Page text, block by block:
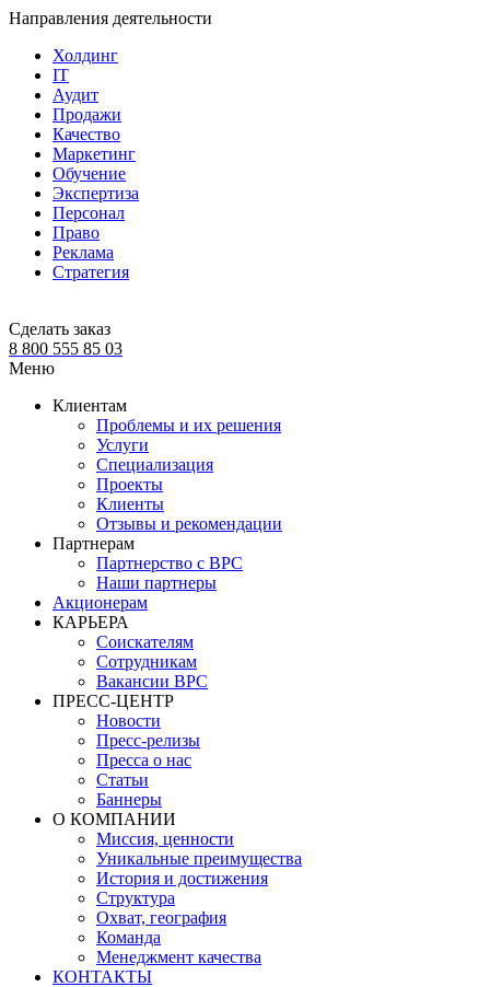
Направления деятельности
Холдинг
IT
Аудит
Продажи
Качество
Маркетинг
Обучение
Экспертиза
Персонал
Право
Реклама
Стратегия
Сделать заказ
8 800 555 85 03
Меню
Клиентам
Проблемы и их решения
Услуги
Специализация
Проекты
Клиенты
Отзывы и рекомендации
Партнерам
Партнерство с BPC
Наши партнеры
Акционерам
КАРЬЕРА
Соискателям
Сотрудникам
Вакансии BPC
ПРЕСС-ЦЕНТР
Новости
Пресс-релизы
Пресса о нас
Статьи
Баннеры
О КОМПАНИИ
Миссия, ценности
Уникальные преимущества
История и достижения
Структура
Охват, география
Команда
Менеджмент качества
КОНТАКТЫ